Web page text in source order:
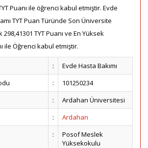
Puanı ile öğrenci kabul etmiştir. Evde
TYT Puan Türünde Son Üniversite
298,41301 TYT Puanı ve En Yüksek
ile Öğrenci kabul etmiştir.
:
Evde Hasta Bakımı
:
101250234
:
Ardahan Üniversitesi
:
Ardahan
:
Posof Meslek
Yüksekokulu